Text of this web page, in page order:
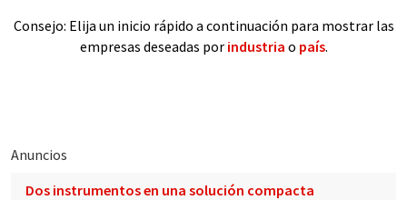
Consejo: Elija un inicio rápido a continuación para mostrar las
empresas deseadas por industria o país.
Anuncios
Dos instrumentos en una solución compacta